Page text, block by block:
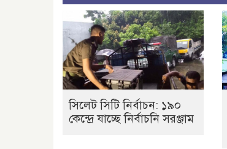
সিলেট সিটি নির্বাচন: ১৯০
কেন্দ্রে যাচ্ছে নির্বাচনি সরঞ্জাম